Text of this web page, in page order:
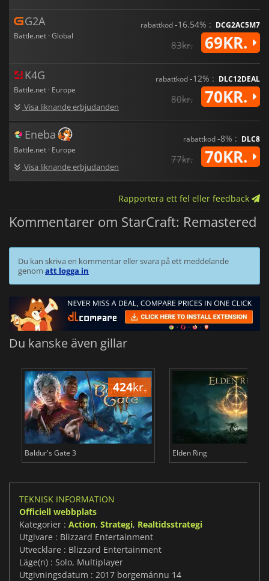
G2A
Battle.net · Global
rabattkod-16.54% : DCG2AC5M7
83kr. 69KR.
K4G
Battle.net · Europe
Visa liknande erbjudanden
rabattkod-12% : DLC12DEAL
80kr. 70KR.
Eneba
Battle.net · Europe
Visa liknande erbjudanden
rabattkod-8% : DLC8
77kr. 70KR.
Rapportera ett fel eller feedback
Kommentarer om StarCraft: Remastered
Du kan skriva en kommentar eller svara på ett meddelande
genom att logga in
Du kanske även gillar
424kr.
Baldur's Gate 3 Elden Ring
TEKNISK INFORMATION
Officiell webbplats
Kategorier : Action, Strategi, Realtidsstrategi
Utgivare : Blizzard Entertainment
Utvecklare : Blizzard Entertainment
Läge(n) : Solo, Multiplayer
Utgivningsdatum : 2017 borgemánnu 14